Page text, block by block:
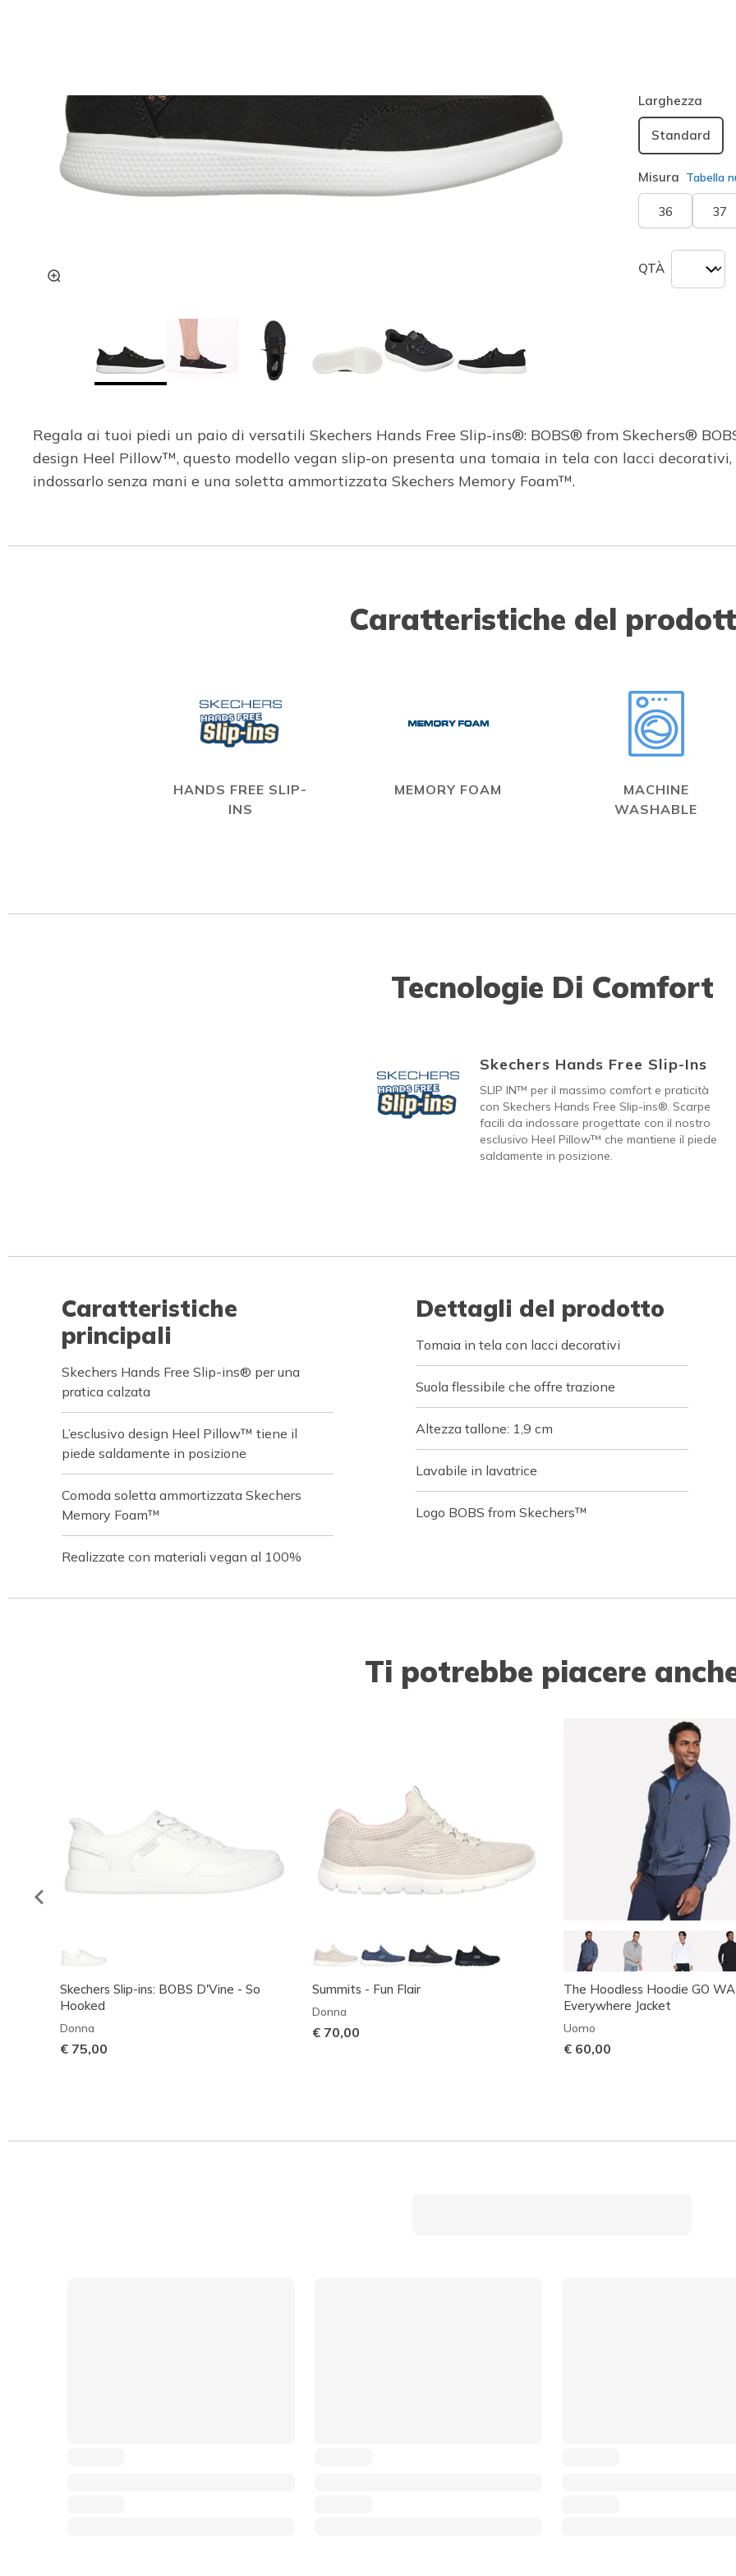
Larghezza
Standard
Misura Tabella
36 37
QTÀ
Regala ai tuoi piedi un paio di versatili Skechers Hands Free Slip-ins®: BOBS® from Skechers®
design Heel Pillow™, questo modello vegan slip-on presenta una tomaia in tela con lacci
indossarlo senza mani e una soletta ammortizzata Skechers Memory Foam™.
Caratteristiche del
HANDS FREE SLIP-
INS
MEMORY FOAM
MACHINE
WASHABLE
Tecnologie Di Comfort
Skechers Hands Free Slip-Ins
SLIP IN™ per il massimo comfort e praticità
con Skechers Hands Free Slip-ins®. Scarpe
facili da indossare progettate con il nostro
esclusivo Heel Pillow™ che mantiene il piede
saldamente in posizione.
Caratteristiche
principali
Skechers Hands Free Slip-ins® per una
pratica calzata
L’esclusivo design Heel Pillow™ tiene il
piede saldamente in posizione
Comoda soletta ammortizzata Skechers
Memory Foam™
Realizzate con materiali vegan al 100%
Dettagli del prodotto
Tomaia in tela con lacci decorativi
Suola flessibile che offre trazione
Altezza tallone: 1,9 cm
Lavabile in lavatrice
Logo BOBS from Skechers™
Ti potrebbe piacere
Skechers Slip-ins: BOBS D'Vine - So
Hooked
Donna
€ 75,00
Summits - Fun Flair
Donna
€ 70,00
The Hoodless Hoodie GO
Everywhere Jacket
Uomo
€ 60,00